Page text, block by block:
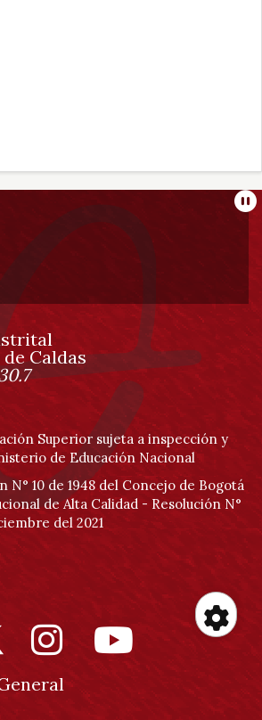
Caldas
Superior sujeta a inspección y
de Educación Nacional
N° 10 de 1948 del Concejo de Bogotá
de Alta Calidad - Resolución N°
del 2021